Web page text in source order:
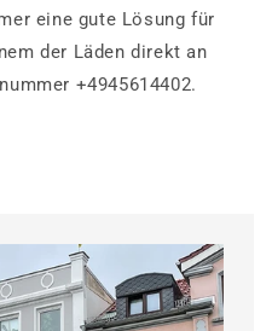
eine gute Lösung für
der Läden direkt an
+4945614402.